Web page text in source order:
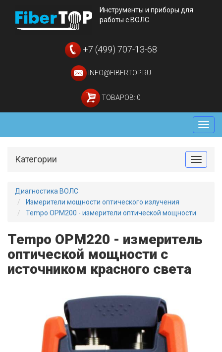
Инструменты и приборы для
работы с ВОЛС
+7 (499) 707-13-68
INFO@FIBERTOP.RU
ТОВАРОВ: 0
Меню
Toggle
Категории
Диагностика ВОЛС
Измерители мощности оптического излучения
Tempo OPM200 - измерители оптической мощности
Tempo OPM220 - измеритель
оптической мощности с
источником красного света